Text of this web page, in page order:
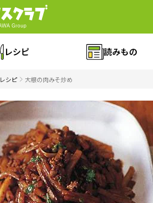
レシピ 読みもの
レシピ 大根の肉みそ炒め